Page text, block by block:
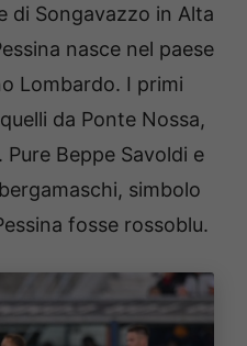
di Songavazzo in Alta
nasce nel paese
Lombardo. I primi
da Ponte Nossa,
Beppe Savoldi e
simbolo
fosse rossoblu.